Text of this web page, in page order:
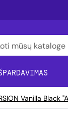
Vanilla Black